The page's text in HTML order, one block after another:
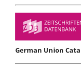
German Union